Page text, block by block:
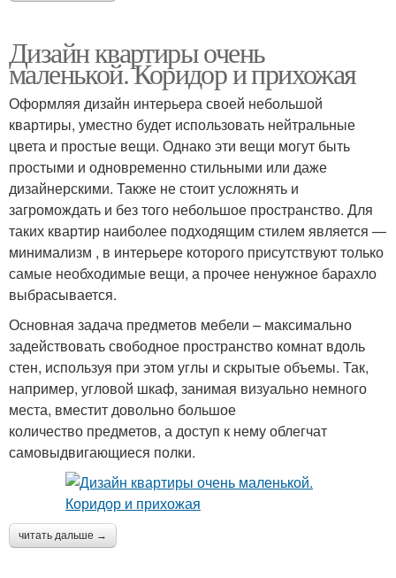
Дизайн квартиры очень
маленькой. Коридор и прихожая
Оформляя дизайн интерьера своей небольшой
квартиры, уместно будет использовать нейтральные
цвета и простые вещи. Однако эти вещи могут быть
простыми и одновременно стильными или даже
дизайнерскими. Также не стоит усложнять и
загромождать и без того небольшое пространство. Для
таких квартир наиболее подходящим стилем является —
минимализм , в интерьере которого присутствуют только
самые необходимые вещи, а прочее ненужное барахло
выбрасывается.
Основная задача предметов мебели – максимально
задействовать свободное пространство комнат вдоль
стен, используя при этом углы и скрытые объемы. Так,
например, угловой шкаф, занимая визуально немного
места, вместит довольно большое
количество предметов, а доступ к нему облегчат
самовыдвигающиеся полки.
читать дальше →